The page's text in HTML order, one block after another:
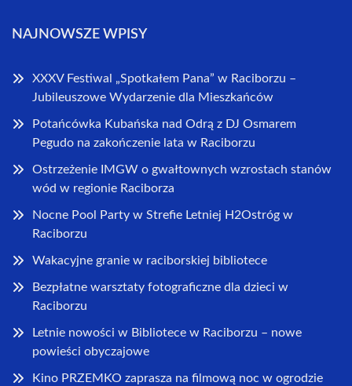
NAJNOWSZE WPISY
XXXV Festiwal „Spotkałem Pana” w Raciborzu –
Jubileuszowe Wydarzenie dla Mieszkańców
Potańcówka Kubańska nad Odrą z DJ Osmarem
Pegudo na zakończenie lata w Raciborzu
Ostrzeżenie IMGW o gwałtownych wzrostach stanów
wód w regionie Raciborza
Nocne Pool Party w Strefie Letniej H2Ostróg w
Raciborzu
Wakacyjne granie w raciborskiej bibliotece
Bezpłatne warsztaty fotograficzne dla dzieci w
Raciborzu
Letnie nowości w Bibliotece w Raciborzu – nowe
powieści obyczajowe
Kino PRZEMKO zaprasza na filmową noc w ogrodzie